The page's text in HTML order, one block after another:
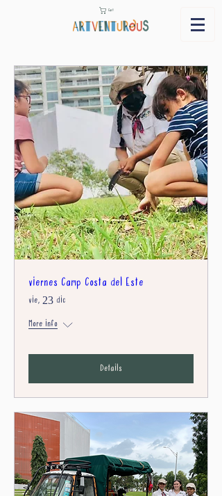
Cart
viernes Camp Costa del Este
vie, 23 dic
More info
Details